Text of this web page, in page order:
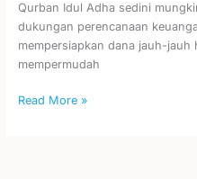
Qurban Idul Adha sedini
dukungan perencanaan
mempersiapkan dana jauh-jauh
mempermudah
Read More »